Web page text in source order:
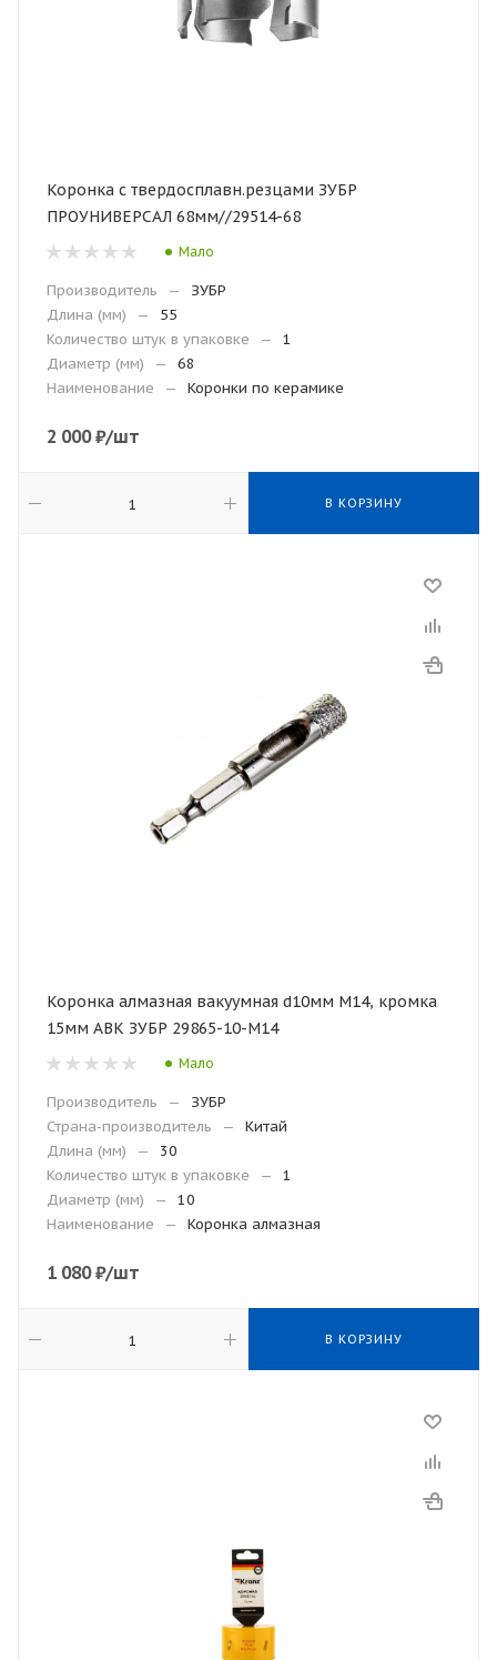
Коронка с твердосплавн.резцами ЗУБР
ПРОУНИВЕРСАЛ 68мм//29514-68
Мало
Производитель —
ЗУБР
Длина (мм)
—
55
Количество штук в упаковке
—
1
Диаметр (мм)
—
68
Наименование
— Коронки по керамике
2 000₽/шт
В КОРЗИНУ
Коронка алмазная вакуумная d10мм М14, кромка
15мм АВК ЗУБР 29865-10-М14
Мало
Производитель —
ЗУБР
Страна-производитель
—
Китай
Длина (мм)
—
30
Количество штук в упаковке
—
1
Диаметр (мм)
—
10
Наименование
— Коронка алмазная
1 080₽/шт
В КОРЗИНУ